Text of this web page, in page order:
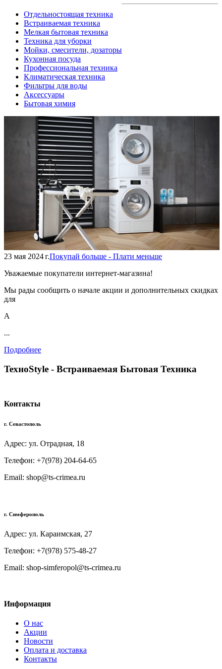
Отдельностоящая техника
Встраиваемая техника
Мелкая бытовая техника
Техника для уборки
Мойки, смесители, дозаторы
Кухонная посуда
Профессиональная техника
Климатическая техника
Фильтры для воды
Аксессуары
Бытовая химия
23 мая 2024 г.Покупай больше - Плати меньше
Уважаемые покупатели интернет-магазина!
Мы рады сообщить о начале акции и дополнительных скидках
для
А
...
Подробнее
TexноStyle - Встраиваемая Бытовая Техника
Контакты
г. Севастополь
Адрес: ул. Отрадная, 18
Телефон: +7(978) 204-64-65
Email: shop@ts-crimea.ru
г. Симферополь
Адрес: ул. Караимская, 27
Телефон: +7(978) 575-48-27
Email: shop-simferopol@ts-crimea.ru
Информация
О нас
Акции
Новости
Оплата и доставка
Контакты